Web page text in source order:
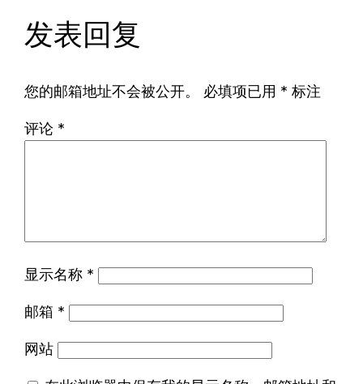
发表回复
您的邮箱地址不会被公开。 必填项已用 * 标注
评论 *
显示名称 *
邮箱 *
网站